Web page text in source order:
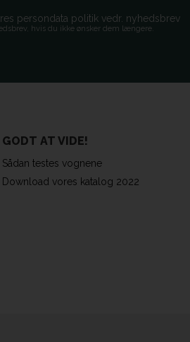
persondata politik vedr. nyhedsbrev
hvis du ikke ønsker dem længere.
GODT AT VIDE!
Sådan testes vognene
Download vores katalog 2022